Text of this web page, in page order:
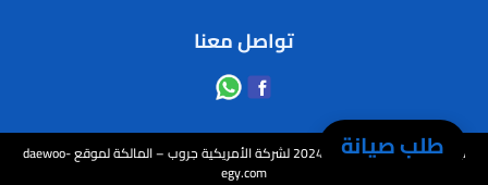
طلب صيانة
تواصل معنا
جميع الحقوق محفوظة © 2024 لشركة الأمريكية جروب – المالكة لموقع daewoo-
egy.com